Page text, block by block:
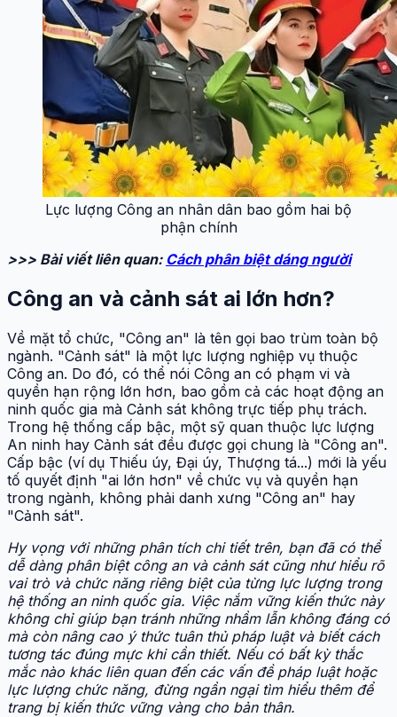
Lực lượng Công an nhân dân bao gồm hai bộ
phận chính
>>> Bài viết liên quan: Cách phân biệt dáng người
Công an và cảnh sát ai lớn hơn?
Về mặt tổ chức, "Công an" là tên gọi bao trùm toàn bộ
ngành. "Cảnh sát" là một lực lượng nghiệp vụ thuộc
Công an. Do đó, có thể nói Công an có phạm vi và
quyền hạn rộng lớn hơn, bao gồm cả các hoạt động an
ninh quốc gia mà Cảnh sát không trực tiếp phụ trách.
Trong hệ thống cấp bậc, một sỹ quan thuộc lực lượng
An ninh hay Cảnh sát đều được gọi chung là "Công an".
Cấp bậc (ví dụ Thiếu úy, Đại úy, Thượng tá...) mới là yếu
tố quyết định "ai lớn hơn" về chức vụ và quyền hạn
trong ngành, không phải danh xưng "Công an" hay
"Cảnh sát".
Hy vọng với những phân tích chi tiết trên, bạn đã có thể
dễ dàng phân biệt công an và cảnh sát cũng như hiểu rõ
vai trò và chức năng riêng biệt của từng lực lượng trong
hệ thống an ninh quốc gia. Việc nắm vững kiến thức này
không chỉ giúp bạn tránh những nhầm lẫn không đáng có
mà còn nâng cao ý thức tuân thủ pháp luật và biết cách
tương tác đúng mực khi cần thiết. Nếu có bất kỳ thắc
mắc nào khác liên quan đến các vấn đề pháp luật hoặc
lực lượng chức năng, đừng ngần ngại tìm hiểu thêm để
trang bị kiến thức vững vàng cho bản thân.